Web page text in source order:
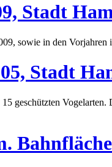
Stadt
sowie in den Vorjahren
Stadt
geschützten